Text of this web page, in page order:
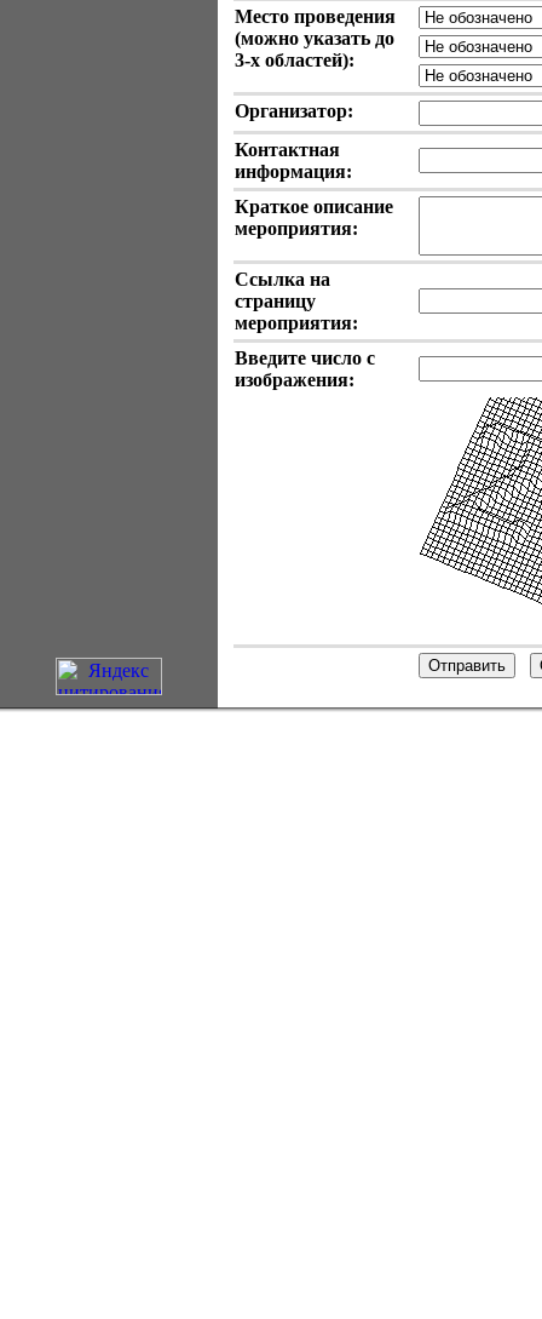
Место проведения
(можно указать до
3-х областей):
Организатор:
Контактная
информация:
Краткое описание
мероприятия:
Ссылка на
страницу
мероприятия:
Введите число с
изображения: